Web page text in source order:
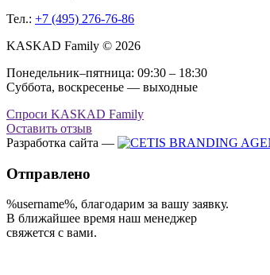
Тел.: +7 (495) 276-76-86
KASKAD Family © 2026
Понедельник–пятница: 09:30 – 18:30
Суббота, воскресенье — выходные
Спроси KASKAD Family
Оставить отзыв
Разработка сайта —
Отправлено
%username%, благодарим за вашу заявку.
В ближайшее время наш менеджер
свяжется с вами.